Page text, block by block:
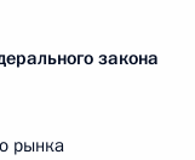
закона
рынка